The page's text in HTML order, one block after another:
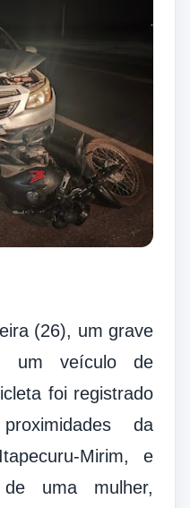
(26), um grave
um veículo de
foi registrado
da
Mirim, e
uma mulher,